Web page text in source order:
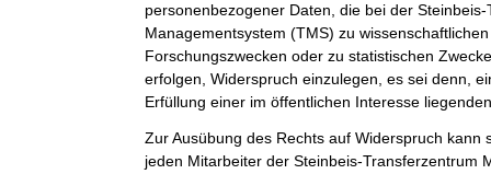
personenbezogener Daten, die bei der
Managementsystem (TMS) zu
Forschungszwecken oder zu statistischen
erfolgen, Widerspruch einzulegen, es sei denn,
Erfüllung einer im öffentlichen Interesse
Zur Ausübung des Rechts auf Widerspruch kann
jeden Mitarbeiter der Steinbeis-Transferzentrum